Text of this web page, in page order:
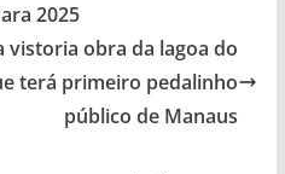
2025
vistoria obra da lagoa do
terá primeiro pedalinho
público de Manaus